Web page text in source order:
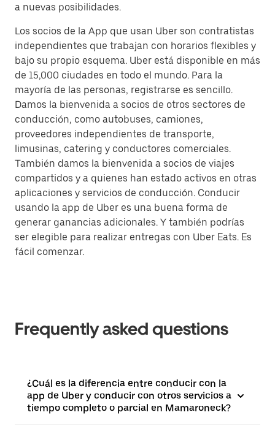
a nuevas posibilidades.
Los socios de la App que usan Uber son contratistas
independientes que trabajan con horarios flexibles y
bajo su propio esquema. Uber está disponible en más
de 15,000 ciudades en todo el mundo. Para la
mayoría de las personas, registrarse es sencillo.
Damos la bienvenida a socios de otros sectores de
conducción, como autobuses, camiones,
proveedores independientes de transporte,
limusinas, catering y conductores comerciales.
También damos la bienvenida a socios de viajes
compartidos y a quienes han estado activos en otras
aplicaciones y servicios de conducción. Conducir
usando la app de Uber es una buena forma de
generar ganancias adicionales. Y también podrías
ser elegible para realizar entregas con Uber Eats. Es
fácil comenzar.
Frequently asked questions
¿Cuál es la diferencia entre conducir con la
app de Uber y conducir con otros servicios a
tiempo completo o parcial en Mamaroneck?